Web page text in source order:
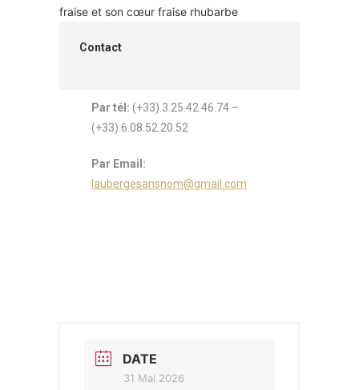
fraise et son cœur fraise rhubarbe
Contact
Par tél: (+33).3.25.42.46.74 –
(+33).6.08.52.20.52
Par Email:
laubergesansnom@gmail.com
DATE
31 Mai 2026